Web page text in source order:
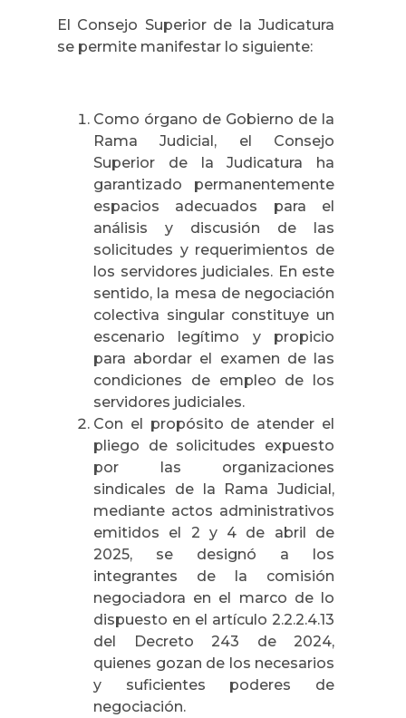
El Consejo Superior de la Judicatura
se permite manifestar lo siguiente:
Como órgano de Gobierno de la
Rama Judicial, el Consejo
Superior de la Judicatura ha
garantizado permanentemente
espacios adecuados para el
análisis y discusión de las
solicitudes y requerimientos de
los servidores judiciales. En este
sentido, la mesa de negociación
colectiva singular constituye un
escenario legítimo y propicio
para abordar el examen de las
condiciones de empleo de los
servidores judiciales.
Con el propósito de atender el
pliego de solicitudes expuesto
por las organizaciones
sindicales de la Rama Judicial,
mediante actos administrativos
emitidos el 2 y 4 de abril de
2025, se designó a los
integrantes de la comisión
negociadora en el marco de lo
dispuesto en el artículo 2.2.2.4.13
del Decreto 243 de 2024,
quienes gozan de los necesarios
y suficientes poderes de
negociación.